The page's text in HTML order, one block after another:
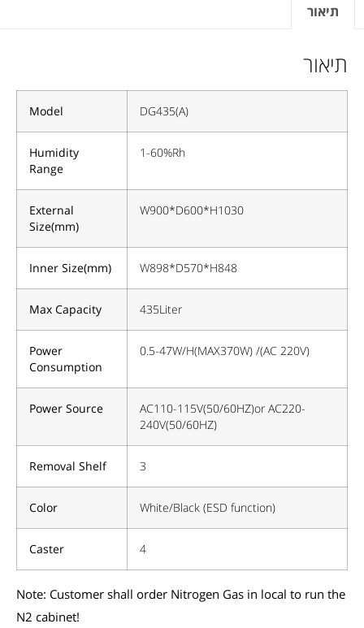
תיאור
תיאור
Model DG435(A)
Humidity
Range
1-60%Rh
External
Size(mm)
W900*D600*H1030
Inner Size(mm) W898*D570*H848
Max Capacity 435Liter
Power
Consumption
0.5-47W/H(MAX370W) /(AC 220V)
Power Source
AC110-115V(50/60HZ)or AC220-
240V(50/60HZ)
Removal Shelf 3
Color White/Black (ESD function)
Caster 4
Note: Customer shall order Nitrogen Gas in local to run the
N2 cabinet!